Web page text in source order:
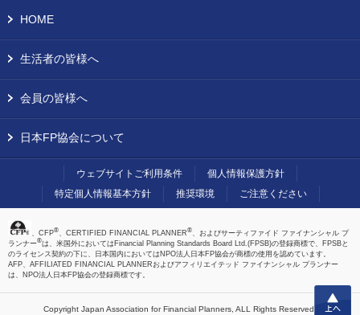
上へ
HOME
生活者の皆様へ
会員の皆様へ
日本FP協会について
ウェブサイトご利用条件
個人情報保護方針
特定個人情報基本方針
推奨環境 ご注意ください
、CFP® 、CERTIFIED FINANCIAL PLANNER® 、およびサーティファイド ファイナンシャル プ
ランナー®は、米国外においてはFinancial Planning Standards Board Ltd.(FPSB)の登録商標で、FPSBと
のライセンス契約の下に、日本国内においてはNPO法人日本FP協会が商標の使用を認めています。
AFP、AFFILIATED FINANCIAL PLANNERおよびアフィリエイテッド ファイナンシャル プランナー
は、NPO法人日本FP協会の登録商標です。
Copyright Japan Association for Financial Planners, ALL Rights Reserved.